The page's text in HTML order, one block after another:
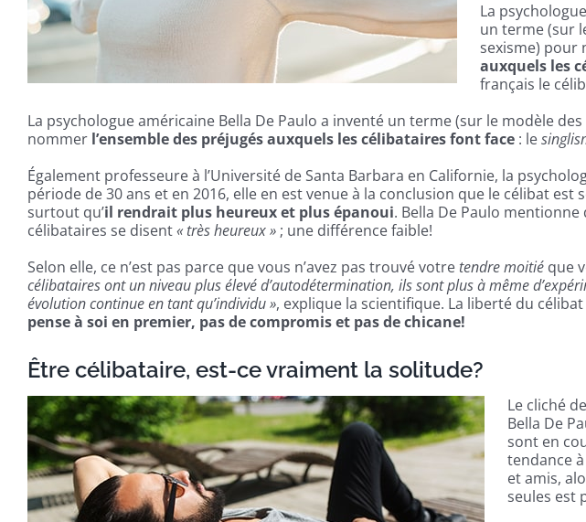
La
un terme (sur
sexisme) pour
auxquels les
français le
La psychologue américaine Bella De Paulo a inventé un terme (sur le modèle
nommer l’ensemble des préjugés auxquels les célibataires font face: le
Également professeure à l’Université de Santa Barbara en Californie, la
période de 30 ans et en 2016, elle en est venue à la conclusion que le célibat est
surtout qu’il rendrait plus heureux et plus épanoui. Bella De Paulo mentionne
célibataires se disent« très heureux »; une différence faible!
Selon elle, ce n’est pas parce que vous n’avez pas trouvé votre tendre moitiéque
célibataires ont un niveau plus élevé d’autodétermination, ils sont plus à même
évolution continue en tant qu’individu », explique la scientifique. La liberté du
pense à soi en premier, pas de compromis et pas de chicane!
Être célibataire, est-ce vraiment la solitude?
Le cliché
Bella De
sont en
tendance
et amis,
seules est